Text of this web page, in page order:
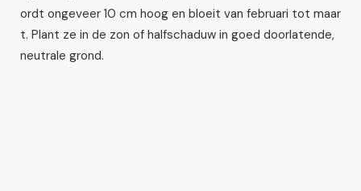
ordt ongeveer 10 cm hoog en bloeit van februari tot maar
t. Plant ze in de zon of halfschaduw in goed doorlatende,
neutrale grond.